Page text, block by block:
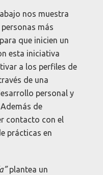
nos muestra
más
que inicien un
esta iniciativa
a los perfiles de
de una
personal y
de
contacto con el
prácticas en
plantea un